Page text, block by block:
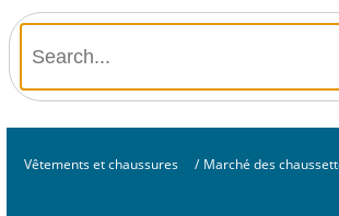
Vêtements et chaussures / Marché des